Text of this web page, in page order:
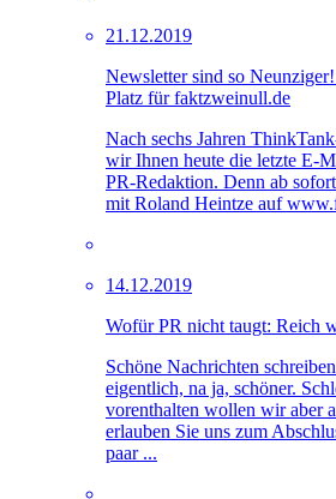
21.12.2019
Newsletter sind so
Platz für faktzweinull.de
Nach sechs Jahren
wir Ihnen heute die letzte E-
PR-Redaktion. Denn ab
mit Roland Heintze auf
14.12.2019
Wofür PR nicht taugt: Reich
Schöne Nachrichten
eigentlich, na ja, schöner.
vorenthalten wollen wir aber
erlauben Sie uns zum
paar ...